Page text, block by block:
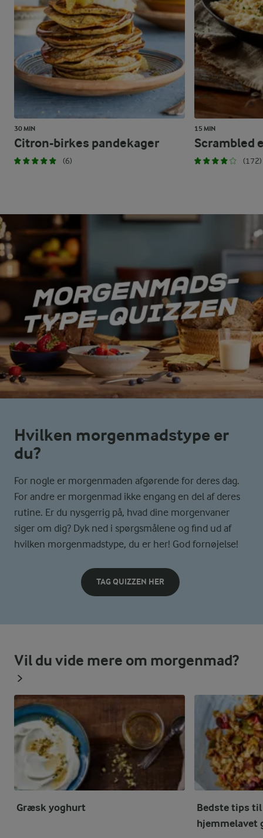
30 MIN
Citron-birkes pandekager
(6)
15 MIN
Scrambled
(172)
Hvilken morgenmadstype er
du?
For nogle er morgenmaden afgørende for deres dag.
For andre er morgenmad ikke engang en del af deres
rutine. Er du nysgerrig på, hvad dine morgenvaner
siger om dig? Dyk ned i spørgsmålene og find ud af
hvilken morgenmadstype, du er her! God fornøjelse!
TAG QUIZZEN HER
Vil du vide mere om morgenmad?
Græsk yoghurt
Bedste tips
hjemmelavet